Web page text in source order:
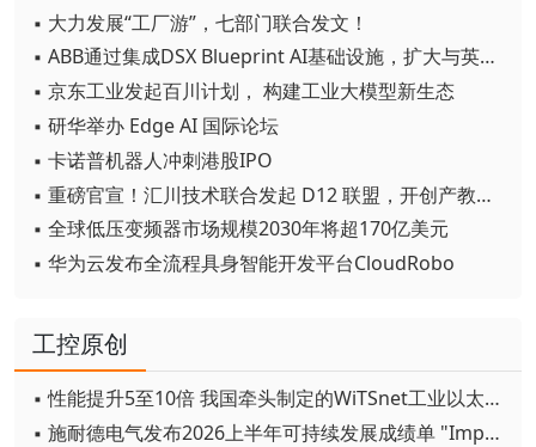
▪ 大力发展“工厂游”，七部门联合发文！
▪ ABB通过集成DSX Blueprint AI基础设施，扩大与英伟达的合作
▪ 京东工业发起百川计划， 构建工业大模型新生态
▪ 研华举办 Edge AI 国际论坛
▪ 卡诺普机器人冲刺港股IPO
▪ 重磅官宣！汇川技术联合发起 D12 联盟，开创产教融合新范式
▪ 全球低压变频器市场规模2030年将超170亿美元
▪ 华为云发布全流程具身智能开发平台CloudRobo
工控原创
▪ 性能提升5至10倍 我国牵头制定的WiTSnet工业以太网国际标准正式发布
▪ 施耐德电气发布2026上半年可持续发展成绩单 "Impact 2030"路线图开局稳健